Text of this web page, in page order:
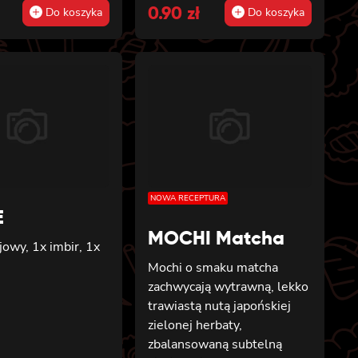
Do koszyka
price
was:
0.90 zł
price
is:
Do koszyka
1x imbir, 1x
NOWA RECEPTURA
MOCHI Matcha
Mochi o smaku matcha
zachwycają wytrawną, lekko
trawiastą nutą japońskiej
zielonej herbaty,
zbalansowaną subtelną